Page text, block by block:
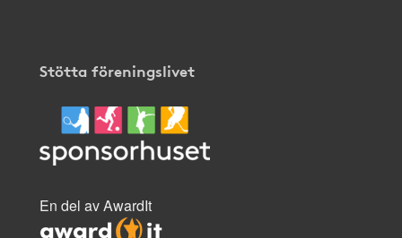
Stötta föreningslivet
En del av AwardIt